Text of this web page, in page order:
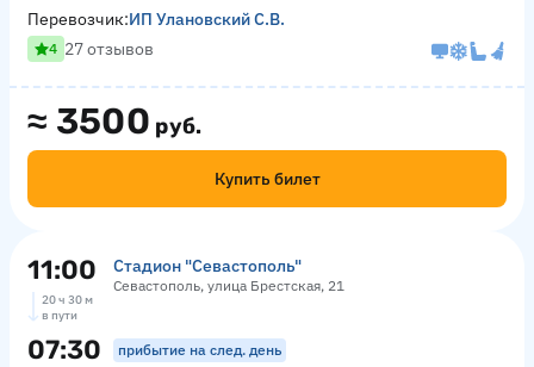
≈ 3500 руб.
Купить билет
Перевозчик:ИП Улановский С.В.
4 27 отзывов
11:00 Стадион "Севастополь"
Севастополь, улица Брестская, 21
20 ч 30 м
в пути
07:30 прибытие на след. день